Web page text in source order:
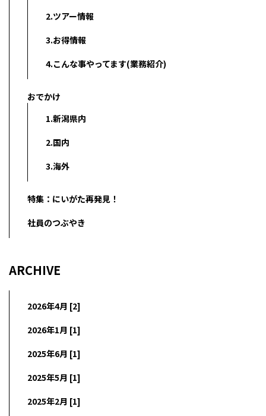
2.ツアー情報
3.お得情報
4.こんな事やってます(業務紹介)
おでかけ
1.新潟県内
2.国内
3.海外
特集：にいがた再発見！
社員のつぶやき
ARCHIVE
2026年4月 [2]
2026年1月 [1]
2025年6月 [1]
2025年5月 [1]
2025年2月 [1]